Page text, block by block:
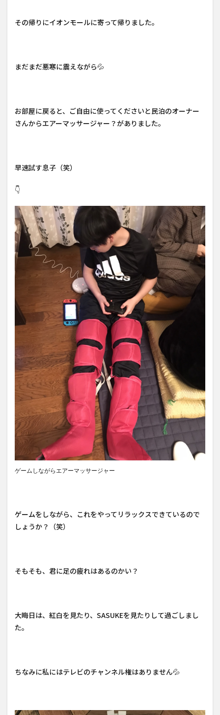
その帰りにイオンモールに寄って帰りました。
まだまだ悪寒に震えながら💦
お部屋に戻ると、ご自由に使ってくださいと民泊のオーナー
さんからエアーマッサージャー？がありました。
早速試す息子（笑）
👇
ゲームしながらエアーマッサージャー
ゲームをしながら、これをやってリラックスできているので
しょうか？（笑）
そもそも、君に足の疲れはあるのかい？
大晦日は、紅白を見たり、SASUKEを見たりして過ごしまし
た。
ちなみに私にはテレビのチャンネル権はありません💦